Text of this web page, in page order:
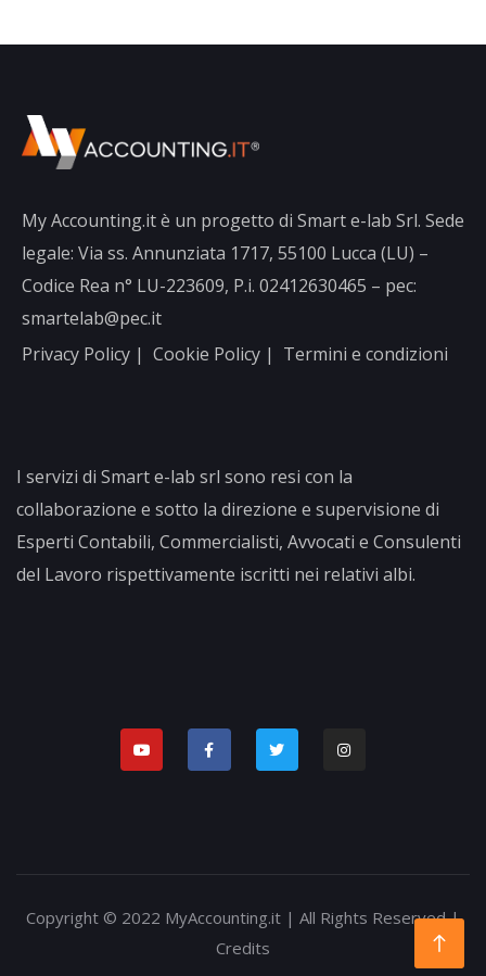
My Accounting.it è un progetto di Smart e-lab Srl. Sede
legale: Via ss. Annunziata 1717, 55100 Lucca (LU) –
Codice Rea n° LU-223609, P.i. 02412630465 – pec:
smartelab@pec.it
Privacy Policy | Cookie Policy | Termini e condizioni
I servizi di Smart e-lab srl sono resi con la
collaborazione e sotto la direzione e supervisione di
Esperti Contabili, Commercialisti, Avvocati e Consulenti
del Lavoro rispettivamente iscritti nei relativi albi.
Copyright © 2022 MyAccounting.it | All Rights Reserved |
Credits